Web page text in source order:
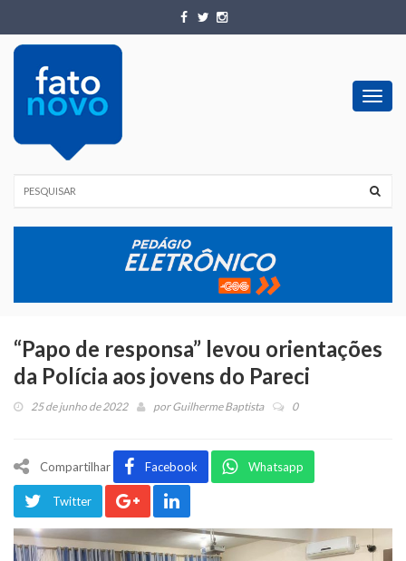
“Papo de responsa” levou orientações
da Polícia aos jovens do Pareci
25 de junho de 2022 porGuilherme Baptista 0
Compartilhar Facebook Whatsapp
Twitter